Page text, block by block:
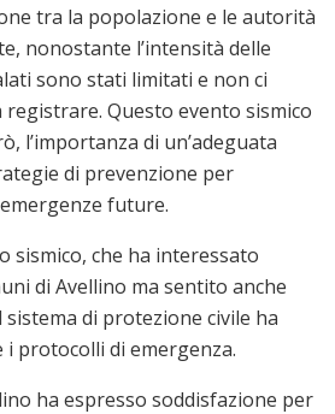
tra la popolazione e le autorità
nonostante l’intensità delle
sono stati limitati e non ci
Questo evento sismico
l’importanza di un’adeguata
di prevenzione per
future.
sismico, che ha interessato
di Avellino ma sentito anche
di protezione civile ha
protocolli di emergenza.
ha espresso soddisfazione per